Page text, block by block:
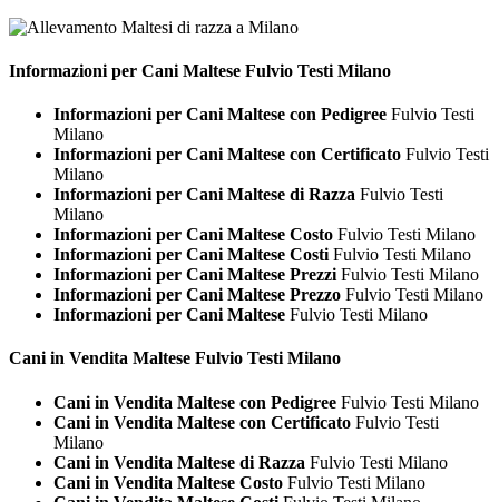
Informazioni per Cani Maltese Fulvio Testi Milano
Informazioni per Cani Maltese con Pedigree Fulvio Testi
Milano
Informazioni per Cani Maltese con Certificato Fulvio Testi
Milano
Informazioni per Cani Maltese di Razza Fulvio Testi
Milano
Informazioni per Cani Maltese Costo Fulvio Testi Milano
Informazioni per Cani Maltese Costi Fulvio Testi Milano
Informazioni per Cani Maltese Prezzi Fulvio Testi Milano
Informazioni per Cani Maltese Prezzo Fulvio Testi Milano
Informazioni per Cani Maltese Fulvio Testi Milano
Cani in Vendita Maltese Fulvio Testi Milano
Cani in Vendita Maltese con Pedigree Fulvio Testi Milano
Cani in Vendita Maltese con Certificato Fulvio Testi
Milano
Cani in Vendita Maltese di Razza Fulvio Testi Milano
Cani in Vendita Maltese Costo Fulvio Testi Milano